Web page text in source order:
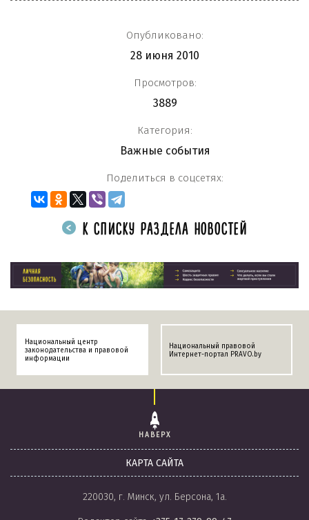
Опубликовано:
28 июня 2010
Просмотров:
3889
Категория:
Важные события
Поделиться в соцсетях:
К СПИСКУ РАЗДЕЛА НОВОСТЕЙ
Национальный центр
законодательства и правовой
информации
Национальный правовой
Интернет-портал PRAVO.by
НАВЕРХ
КАРТА САЙТА
220030, г. Минск, ул. Берсона, 1а.